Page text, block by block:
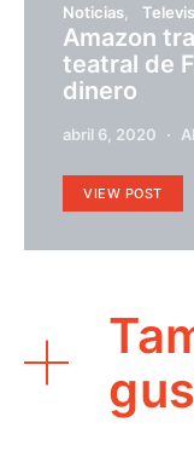
Noticias
Amazon
teatral de
dinero
abril 6, 2020
VIEW POST